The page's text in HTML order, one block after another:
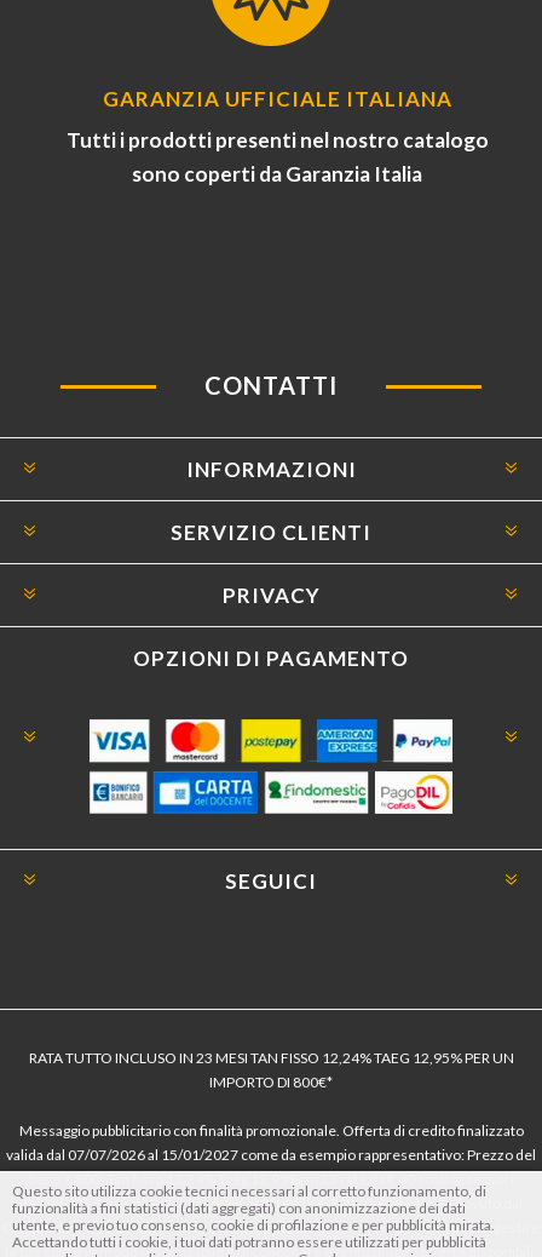
GARANZIA UFFICIALE ITALIANA
Tutti i prodotti presenti nel nostro catalogo
sono coperti da Garanzia Italia
CONTATTI
INFORMAZIONI
SERVIZIO CLIENTI
PRIVACY
OPZIONI DI PAGAMENTO
SEGUICI
RATA TUTTO INCLUSO IN 23 MESI TAN FISSO 12,24% TAEG 12,95% PER UN
IMPORTO DI 800€*
Messaggio pubblicitario con finalità promozionale. Offerta di credito finalizzato
valida dal 07/07/2026 al 15/01/2027 come da esempio rappresentativo: Prezzo del
dell’offerta azzerati. Importo totale del credito € 800. Importo totale dovuto dal
Consumatore € 920. Decorrenza media della prima rata a 90 giorni. Al fine di gestire
le tue spese in modo responsabile e di conoscere eventuali altre offerte disponibili,
Questo sito utilizza cookie tecnici necessari al corretto funzionamento, di
funzionalità a fini statistici (dati aggregati) con anonimizzazione dei dati
utente, e previo tuo consenso, cookie di profilazione e per pubblicità mirata.
Accettando tutti i cookie, i tuoi dati potranno essere utilizzati per pubblicità